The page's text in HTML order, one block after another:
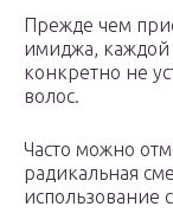
Прежде чем
имиджа, каждой
конкретно не
волос.
Часто можно
радикальная
использование